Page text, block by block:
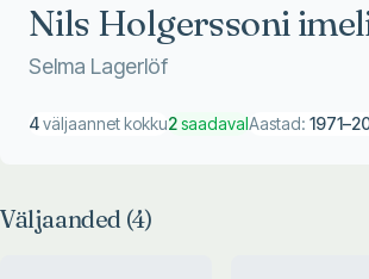
Nils Holgerssoni
Selma Lagerlöf
4väljaannet kokku2saadavalAastad: 1971–
Väljaanded (4)